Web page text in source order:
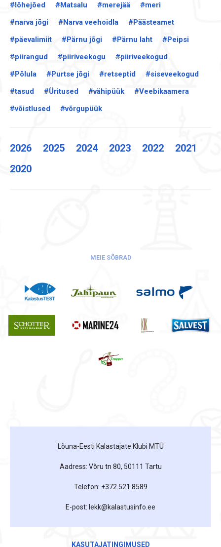
#lõhejõed
#Matsalu #merejää
#meri
#narva jõgi
#Narva veehoidla
#Päästeamet
#päevalimiit
#Pärnu jõgi #Pärnu laht
#Peipsi
#piirangud
#piiriveekogu
#piiriveekogud
#Põlula
#Purtse jõgi #retseptid
#siseveekogud
#tasud
#Üritused #vähipüük
#Veebikaamera
#võistlused
#võrgupüük
2026 2025 2024 2023 2022
2021
2020
MEIE SÕBRAD
Lõuna-Eesti Kalastajate Klubi MTÜ
Aadress: Võru tn 80, 50111 Tartu
Telefon: +372 521 8589
E-post: lekk@kalastusinfo.ee
KASUTAJATINGIMUSED